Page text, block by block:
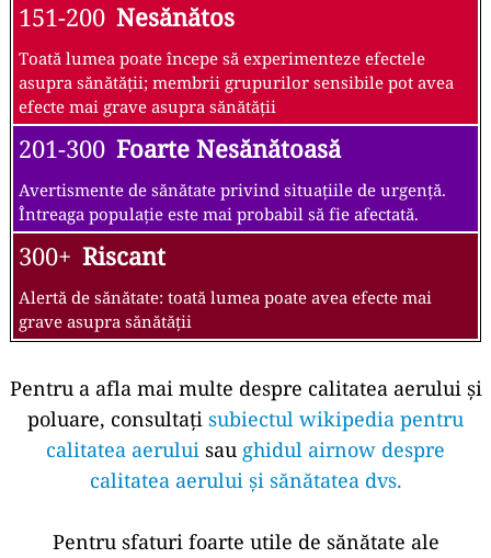
151-200 Nesănătos
Toată lumea poate începe să experimenteze efectele
asupra sănătății; membrii grupurilor sensibile pot avea
efecte mai grave asupra sănătății
201-300 Foarte Nesănătoasă
Avertismente de sănătate privind situațiile de urgență.
Întreaga populație este mai probabil să fie afectată.
300+ Riscant
Alertă de sănătate: toată lumea poate avea efecte mai
grave asupra sănătății
Pentru a afla mai multe despre calitatea aerului și
poluare, consultați subiectul wikipedia pentru
calitatea aerului sau ghidul airnow despre
calitatea aerului și sănătatea dvs.
Pentru sfaturi foarte utile de sănătate ale